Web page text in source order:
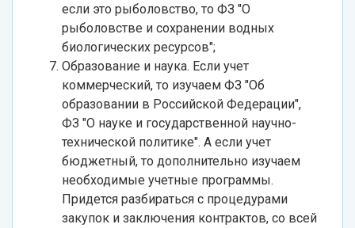
если это рыболовство, то ФЗ "О
рыболовстве и сохранении водных
биологических ресурсов";
Образование и наука. Если учет
коммерческий, то изучаем ФЗ "Об
образовании в Российской Федерации",
ФЗ "О науке и государственной научно-
технической политике". А если учет
бюджетный, то дополнительно изучаем
необходимые учетные программы.
Придется разбираться с процедурами
закупок и заключения контрактов, со всей